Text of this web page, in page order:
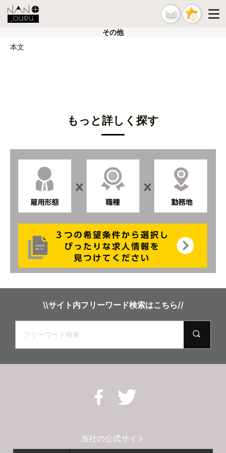
0
その他
本文
もっと詳しく探す
\\サイト内フリーワード検索はこちら//
当社の公式サイト